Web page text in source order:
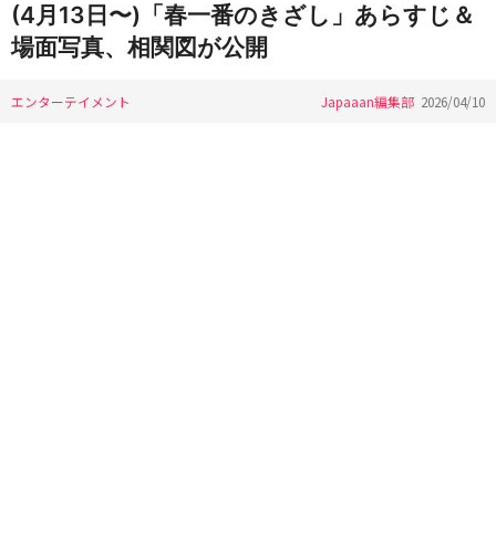
(4月13日〜)「春一番のきざし」あらすじ＆
場面写真、相関図が公開
エンターテイメント Japaaan編集部 2026/04/10